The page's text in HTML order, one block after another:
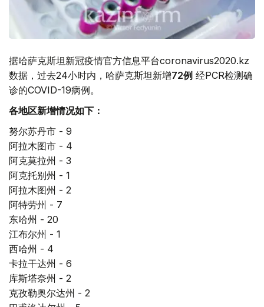
据哈萨克斯坦新冠疫情官方信息平台coronavirus2020.kz
数据，过去24小时内，哈萨克斯坦新增72例 经PCR检测确
诊的COVID-19病例。
各地区新增情况如下：
努尔苏丹市 - 9
阿拉木图市 - 4
阿克莫拉州 - 3
阿克托别州 - 1
阿拉木图州 - 2
阿特劳州 - 7
东哈州 - 20
江布尔州 - 1
西哈州 - 4
卡拉干达州 - 6
库斯塔奈州 - 2
克孜勒奥尔达州 - 2